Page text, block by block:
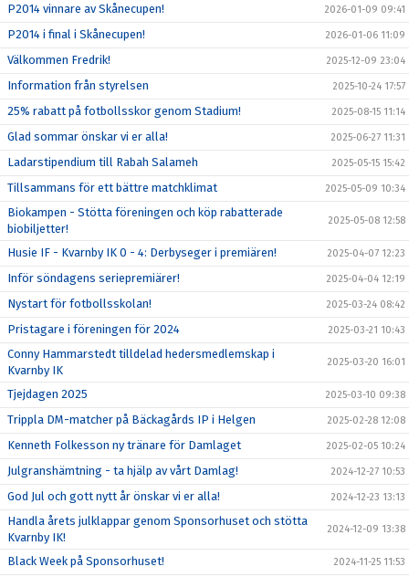
P2014 vinnare av Skånecupen! 2026-01-09 09:41
P2014 i final i Skånecupen! 2026-01-06 11:09
Välkommen Fredrik! 2025-12-09 23:04
Information från styrelsen 2025-10-24 17:57
25% rabatt på fotbollsskor genom Stadium! 2025-08-15 11:14
Glad sommar önskar vi er alla! 2025-06-27 11:31
Ladarstipendium till Rabah Salameh 2025-05-15 15:42
Tillsammans för ett bättre matchklimat 2025-05-09 10:34
Biokampen - Stötta föreningen och köp rabatterade
biobiljetter!
2025-05-08 12:58
Husie IF - Kvarnby IK 0 - 4: Derbyseger i premiären! 2025-04-07 12:23
Inför söndagens seriepremiärer! 2025-04-04 12:19
Nystart för fotbollsskolan! 2025-03-24 08:42
Pristagare i föreningen för 2024 2025-03-21 10:43
Conny Hammarstedt tilldelad hedersmedlemskap i
Kvarnby IK
2025-03-20 16:01
Tjejdagen 2025 2025-03-10 09:38
Trippla DM-matcher på Bäckagårds IP i Helgen 2025-02-28 12:08
Kenneth Folkesson ny tränare för Damlaget 2025-02-05 10:24
Julgranshämtning - ta hjälp av vårt Damlag! 2024-12-27 10:53
God Jul och gott nytt år önskar vi er alla! 2024-12-23 13:13
Handla årets julklappar genom Sponsorhuset och stötta
Kvarnby IK!
2024-12-09 13:38
Black Week på Sponsorhuset! 2024-11-25 11:53